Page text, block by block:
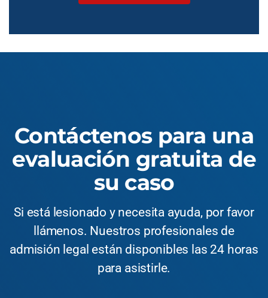
Contáctenos para una
evaluación gratuita de
su caso
Si está lesionado y necesita ayuda, por favor
llámenos. Nuestros profesionales de
admisión legal están disponibles las 24 horas
para asistirle.